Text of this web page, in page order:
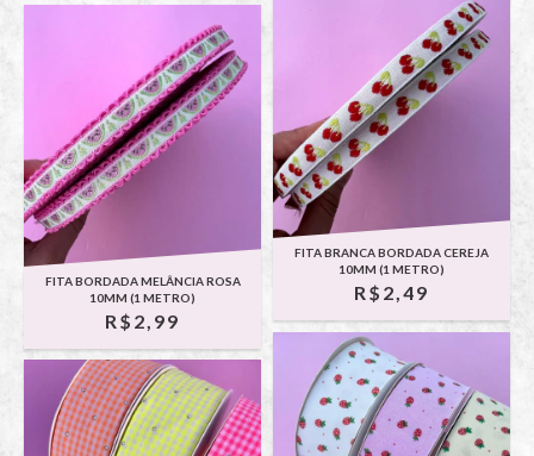
FITA BORDADA MELÂNCIA ROSA
10MM (1 METRO)
R$2,99
FITA BRANCA BORDADA CEREJA
10MM (1 METRO)
R$2,49